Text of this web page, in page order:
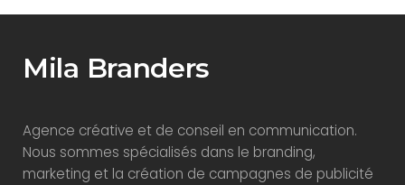
Mila Branders
Agence créative et de conseil en communication.
Nous sommes spécialisés dans le branding,
marketing et la création de campagnes de publicité